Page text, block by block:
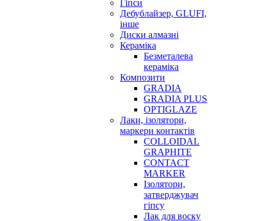
Гіпси
Дебублайзер, GLUFI,
інше
Диски алмазні
Кераміка
Безметалева
кераміка
Композити
GRADIA
GRADIA PLUS
OPTIGLAZE
Лаки, ізолятори,
маркери контактів
COLLOIDAL
GRAPHITE
CONTACT
MARKER
Ізолятори,
затверджувач
гіпсу
Лак для воску